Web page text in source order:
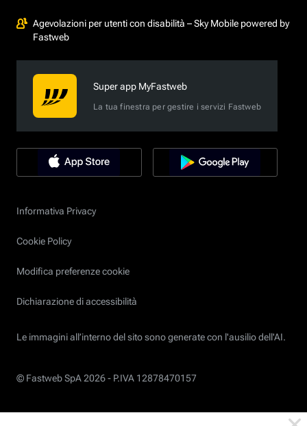
Agevolazioni per utenti con disabilità – Sky Mobile powered by
Fastweb
Super app MyFastweb
La tua finestra per gestire i servizi Fastweb
Informativa Privacy
Cookie Policy
Modifica preferenze cookie
Dichiarazione di accessibilità
Le immagini all’interno del sito sono generate con l'ausilio dell'AI.
© Fastweb SpA 2026 - P.IVA 12878470157